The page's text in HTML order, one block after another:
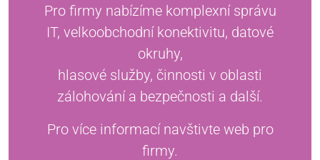
Pro firmy nabízíme komplexní správu
IT, velkoobchodní konektivitu, datové
okruhy,
hlasové služby, činnosti v oblasti
zálohování a bezpečnosti a další.
Pro více informací navštivte web pro
firmy.